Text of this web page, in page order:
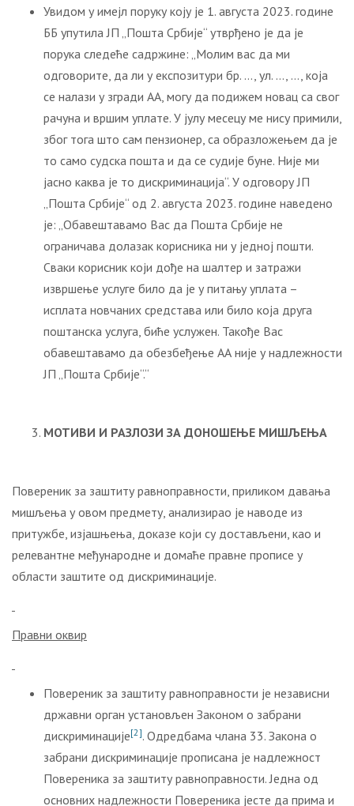
Увидом у имејл поруку коју је 1. августа 2023. године
ББ упутила ЈП „Пошта Србије“ утврђено је да је
порука следеће садржине: „Молим вас да ми
одговорите, да ли у експозитури бр. …, ул. …, …, која
се налази у згради АА, могу да подижем новац са свог
рачуна и вршим уплате. У јулу месецу ме нису примили,
због тога што сам пензионер, са образложењем да је
то само судска пошта и да се судије буне. Није ми
јасно каква је то дискриминација“. У одговору ЈП
„Пошта Србије“ од 2. августа 2023. године наведено
је: „Обавештавамо Вас да Пошта Србије не
ограничава долазак корисника ни у једној пошти.
Сваки корисник који дође на шалтер и затражи
извршење услуге било да је у питању уплата –
исплата новчаних средстава или било која друга
поштанска услуга, биће услужен. Такође Вас
обавештавамо да обезбеђење АА није у надлежности
ЈП „Пошта Србије“.“
МОТИВИ И РАЗЛОЗИ ЗА ДОНОШЕЊЕ МИШЉЕЊА
Повереник за заштиту равноправности, приликом давања
мишљења у овом предмету, анализирао је наводе из
притужбе, изјашњења, доказе који су достављени, као и
релевантне међународне и домаће правне прописе у
области заштите од дискриминације.
Правни оквир
Повереник за заштиту равноправности је независни
државни орган установљен Законом о забрани
дискриминације[2]. Одредбама члана 33. Закона о
забрани дискриминације прописана је надлежност
Повереника за заштиту равноправности. Једна од
основних надлежности Повереника јесте да прима и